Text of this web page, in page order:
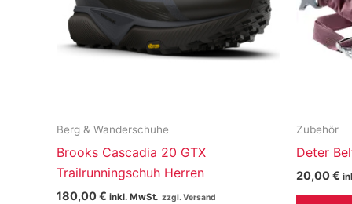
Berg & Wanderschuhe
Brooks Cascadia 20 GTX
Trailrunningschuh Herren
180,00€ inkl. MwSt.
Zubehör
Deter
20,00€